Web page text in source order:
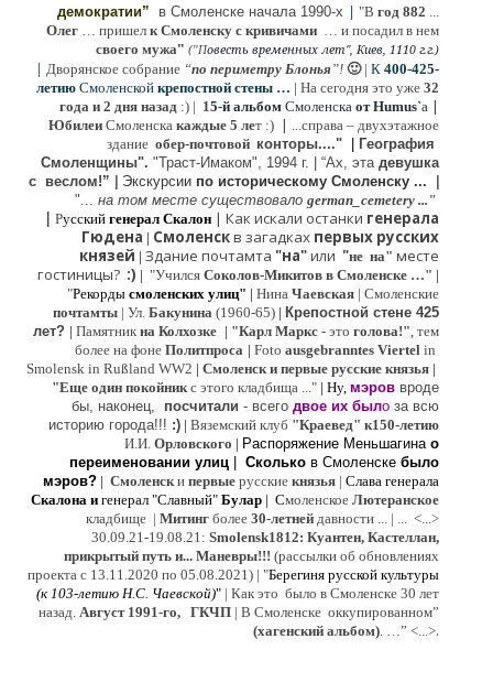
демократии” в Смоленске начала 1990-х | "В год 882 ...
Олег … пришел к Смоленску с кривичами … и посадил в нем
своего мужа" ("Повесть временных лет", Киев, 1110 г.г.)
| Дворянское собрание “по периметру Блонья”! 🙂| К 400-425-
летию Смоленской крепостной стены … | На сегодня это уже 32
года и 2 дня назад :) | 15-й альбом Смоленска от Humus`a |
Юбилеи Смоленска каждые 5 лет :) | ...справа – двухэтажное
здание обер-почтовой конторы...."
Гeография
Cмоленщины". "Траст-Имаком", 1994 г. “Ах, эта девушка
с веслом!”
Экскурсии по историческому Смоленску ...
"... на том месте существовало german_cemetery ..."
| Русский генерал Скалон | Как искали останки генерала
Гюдена | Смоленскв загадках первых русских
князей | Здание почтамта "на"или "не на" месте
гостиницы? :) | "Учился Соколов-Микитов в Смоленске …" |
"Рекорды смоленских улиц" | Нина Чаевская | Смоленские
почтамты | Ул. Бакунина (1960-65) | Крепостной стене 425
лет? | Памятник на Колхозке | "Карл Маркс - это голова!", тем
более на фоне Политпроса | Foto ausgebranntes Viertel in
Smolensk in Rußland WW2 | Смоленск и первые русские князья |
"Еще один покойникс этого кладбища ..." | Ну, мэров вроде
бы, наконец, посчитали - всего двое их было за всю
историю города!!! :) | Вяземский клуб "Краевед" к150-летию
И.И. Орловского | Распоряжение Меньшагина о
переименовании улиц
Сколько в Смоленске было
мэров? | Смоленски первые русские князья | Слава генерала
Скалона и генерал "Славный" Булар | Смоленское Лютерaнское
кладбище | Митинг более 30-летней давности ... | ... <...>
30.09.21-19.08.21: Smolensk1812: Куантен, Кастеллан,
прикрытый путь и... Маневры!!! (рассылки об обновлениях
проекта с 13.11.2020 по 05.08.2021) | "Берегиня русской культуры
(к 103-летию Н.С. Чаевской)" | Как это было в Смоленске 30 лет
назад. Август 1991-го, ГКЧП | В Смоленске оккупированном”
(хагенский альбом). …” <...>.